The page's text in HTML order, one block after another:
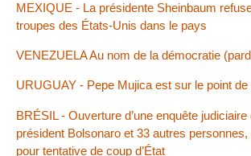
MEXIQUE - La présidente Sheinbaum
troupes des États-Unis dans le pays
VENEZUELA Au nom de la démocratie
URUGUAY - Pepe Mujica est sur le point de
BRÉSIL - Ouverture d’une enquête judiciaire
président Bolsonaro et 33 autres
pour tentative de coup d’État